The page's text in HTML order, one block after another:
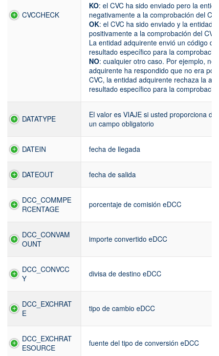
CVCCHECK
KO: el CVC ha sido enviado pero la
negativamente a la comprobación del
OK: el CVC ha sido enviado y la entidad
positivamente a la comprobación del
La entidad adquirente envió un código
resultado específico para la
NO: cualquier otro caso. Por ejemplo,
adquirente ha respondido que no era
CVC, la entidad adquirente rechaza la
resultado específico para la
DATATYPE
El valor es VIAJE si usted proporciona
un campo obligatorio
DATEIN fecha de llegada
DATEOUT fecha de salida
DCC_COMMPE
RCENTAGE
porcentaje de comisión eDCC
DCC_CONVAM
OUNT
importe convertido eDCC
DCC_CONVCC
Y
divisa de destino eDCC
DCC_EXCHRAT
E
tipo de cambio eDCC
DCC_EXCHRAT
ESOURCE
fuente del tipo de conversión eDCC